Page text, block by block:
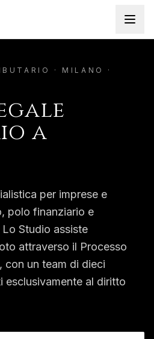
· MILANO
·
a
per imprese e
, polo finanziario e
Lo Studio assiste
attraverso il Processo
con un team di dieci
esclusivamente al diritto